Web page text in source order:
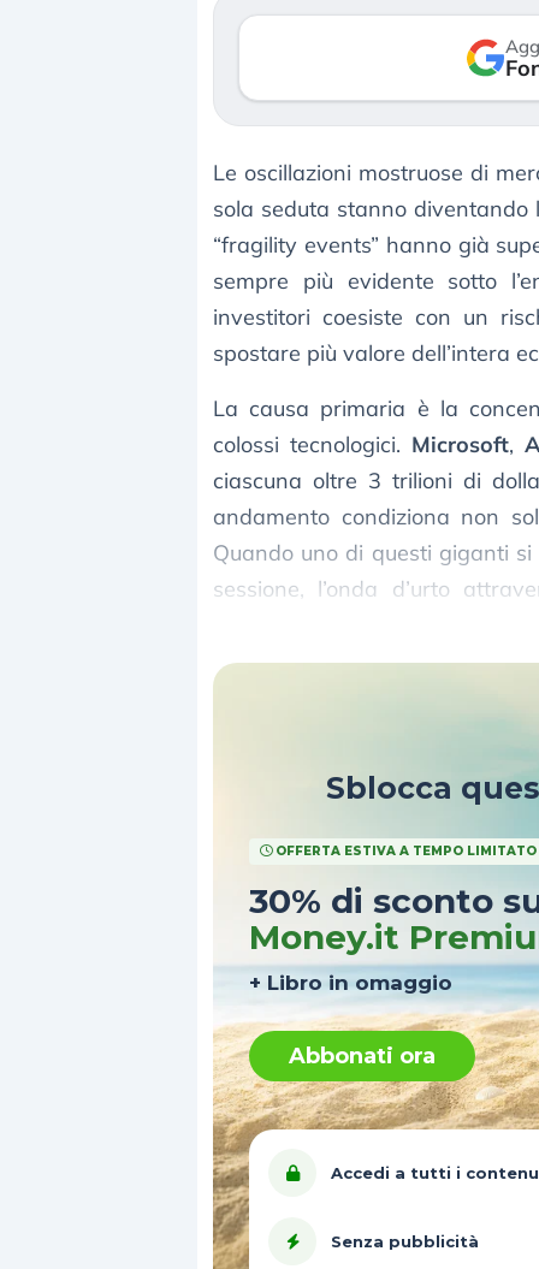
Le oscillazioni mostruose di
sola seduta stanno
“fragility events” hanno già
sempre più evidente sotto
investitori coesiste con un
spostare più valore dell’intera
La causa primaria è la
colossi tecnologici. Microsoft,
ciascuna oltre 3 trilioni di
andamento condiziona non
Quando uno di questi giganti
sessione, l’onda d’urto
Sblocca
OFFERTA ESTIVA A TEMPO LIMITATO
30% di sconto
Money.it
+ Libro in omaggio
Abbonati ora
Accedi a tutti i
Senza pubblicità
reale. (…)